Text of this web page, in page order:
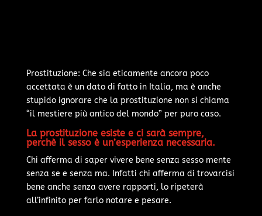
Prostituzione: Che sia eticamente ancora poco
accettata è un dato di fatto in Italia, ma è anche
stupido ignorare che la prostituzione non si chiama
“il mestiere più antico del mondo” per puro caso.
La prostituzione esiste e ci sarà sempre,
perchè il sesso è un’esperienza necessaria.
Chi afferma di saper vivere bene senza sesso mente
senza se e senza ma. Infatti chi afferma di trovarcisi
bene anche senza avere rapporti, lo ripeterà
all’infinito per farlo notare e pesare.